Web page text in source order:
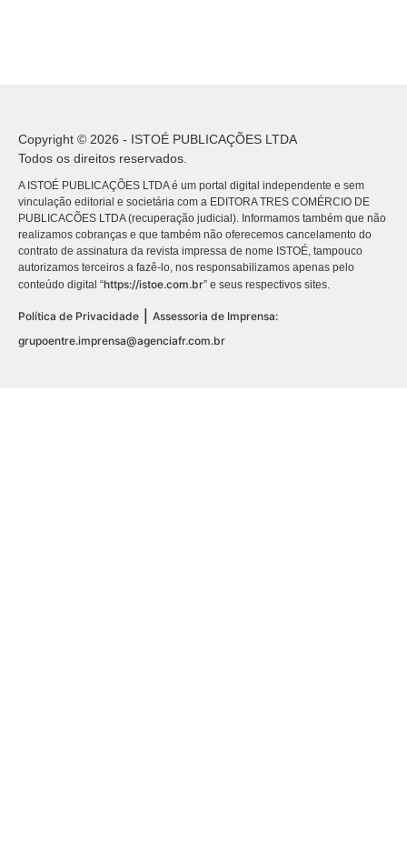
Copyright © 2026 - ISTOÉ PUBLICAÇÕES LTDA
Todos os direitos reservados.
A ISTOÉ PUBLICAÇÕES LTDA é um portal digital independente e sem
vinculação editorial e societária com a EDITORA TRES COMÉRCIO DE
PUBLICACÕES LTDA (recuperação judicial). Informamos também que não
realizamos cobranças e que também não oferecemos cancelamento do
contrato de assinatura da revista impressa de nome ISTOÉ, tampouco
autorizamos terceiros a fazê-lo, nos responsabilizamos apenas pelo
conteúdo digital “https://istoe.com.br” e seus respectivos sites.
Política de Privacidade | Assessoria de Imprensa:
grupoentre.imprensa@agenciafr.com.br